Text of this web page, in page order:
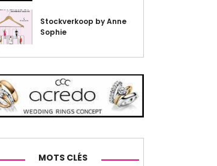
Stockverkoop by Anne
Sophie
MOTS CLÉS